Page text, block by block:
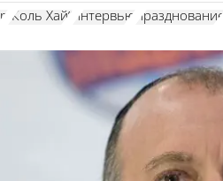
“Коль Хай” интервью празднование